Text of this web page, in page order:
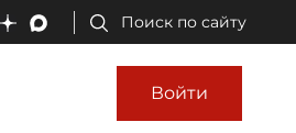
Поиск по сайту
Войти